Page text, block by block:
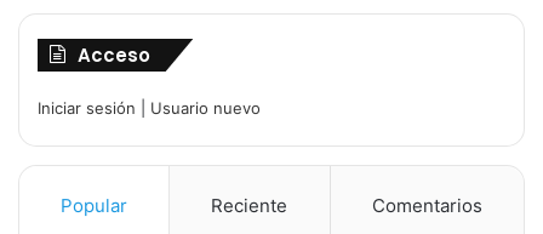
Acceso
Iniciar sesión Usuario nuevo
Popular Reciente Comentarios